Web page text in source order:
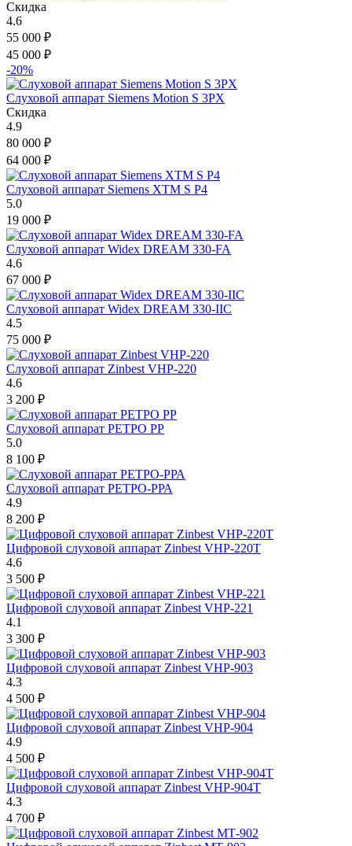
Скидка
4.6
55 000 ₽
45 000 ₽
-20%
Слуховой аппарат Siemens Motion S 3PX
Скидка
4.9
80 000 ₽
64 000 ₽
Слуховой аппарат Siemens XTM S P4
5.0
19 000 ₽
Слуховой аппарат Widex DREAM 330-FA
4.6
67 000 ₽
Слуховой аппарат Widex DREAM 330-IIC
4.5
75 000 ₽
Слуховой аппарат Zinbest VHP-220
4.6
3 200 ₽
Слуховой аппарат РЕТРО РР
5.0
8 100 ₽
Слуховой аппарат РЕТРО-РРА
4.9
8 200 ₽
Цифровой слуховой аппарат Zinbest VHP-220T
4.6
3 500 ₽
Цифровой слуховой аппарат Zinbest VHP-221
4.1
3 300 ₽
Цифровой слуховой аппарат Zinbest VHP-903
4.3
4 500 ₽
Цифровой слуховой аппарат Zinbest VHP-904
4.9
4 500 ₽
Цифровой слуховой аппарат Zinbest VHP-904T
4.3
4 700 ₽